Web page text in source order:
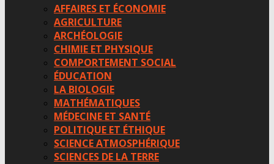
AFFAIRES ET ÉCONOMIE
AGRICULTURE
ARCHÉOLOGIE
CHIMIE ET PHYSIQUE
COMPORTEMENT SOCIAL
ÉDUCATION
LA BIOLOGIE
MATHÉMATIQUES
MÉDECINE ET SANTÉ
POLITIQUE ET ÉTHIQUE
SCIENCE ATMOSPHÉRIQUE
SCIENCES DE LA TERRE